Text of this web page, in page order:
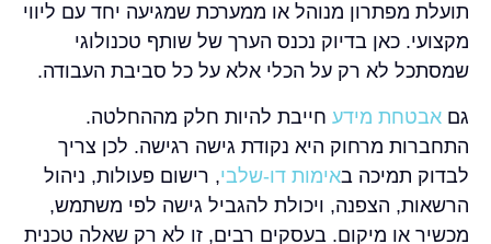
תועלת מפתרון מנוהל או ממערכת שמגיעה יחד עם ליווי
מקצועי. כאן בדיוק נכנס הערך של שותף טכנולוגי
שמסתכל לא רק על הכלי אלא על כל סביבת העבודה.
גם אבטחת מידע חייבת להיות חלק מההחלטה.
התחברות מרחוק היא נקודת גישה רגישה. לכן צריך
לבדוק תמיכה באימות דו-שלבי, רישום פעולות, ניהול
הרשאות, הצפנה, ויכולת להגביל גישה לפי משתמש,
מכשיר או מיקום. בעסקים רבים, זו לא רק שאלה טכנית